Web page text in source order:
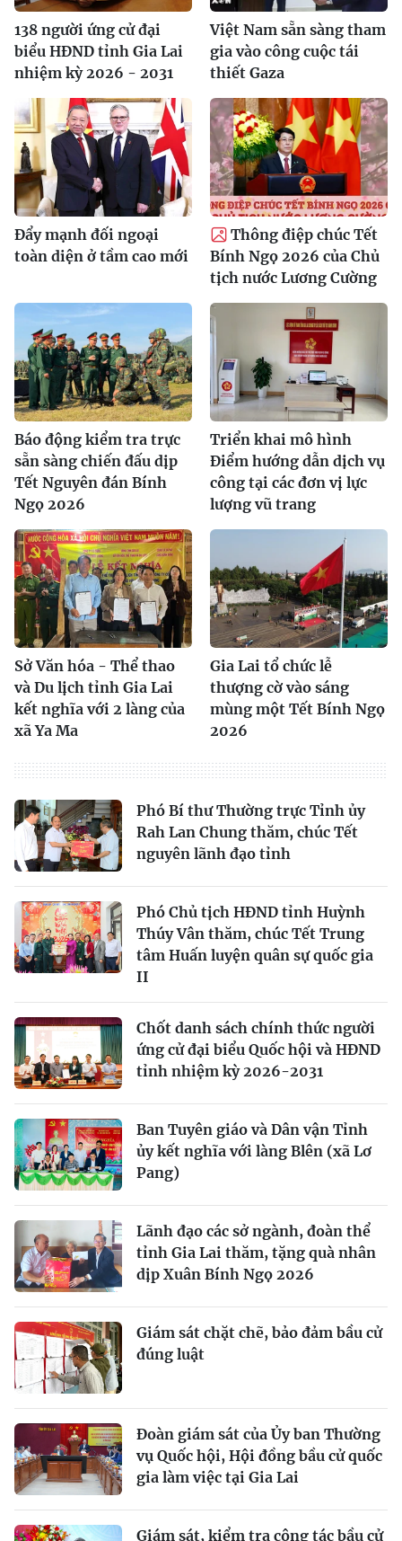
138 người ứng cử đại
biểu HĐND tỉnh Gia Lai
nhiệm kỳ 2026 - 2031
Việt Nam sẵn sàng tham
gia vào công cuộc tái
thiết Gaza
Đẩy mạnh đối ngoại
toàn diện ở tầm cao mới
Thông điệp chúc Tết
Bính Ngọ 2026 của Chủ
tịch nước Lương Cường
Báo động kiểm tra trực
sẵn sàng chiến đấu dịp
Tết Nguyên đán Bính
Ngọ 2026
Triển khai mô hình
Điểm hướng dẫn dịch vụ
công tại các đơn vị lực
lượng vũ trang
Sở Văn hóa - Thể thao
và Du lịch tỉnh Gia Lai
kết nghĩa với 2 làng của
xã Ya Ma
Gia Lai tổ chức lễ
thượng cờ vào sáng
mùng một Tết Bính Ngọ
2026
Phó Bí thư Thường trực Tỉnh ủy
Rah Lan Chung thăm, chúc Tết
nguyên lãnh đạo tỉnh
Phó Chủ tịch HĐND tỉnh Huỳnh
Thúy Vân thăm, chúc Tết Trung
tâm Huấn luyện quân sự quốc gia
II
Chốt danh sách chính thức người
ứng cử đại biểu Quốc hội và HĐND
tỉnh nhiệm kỳ 2026-2031
Ban Tuyên giáo và Dân vận Tỉnh
ủy kết nghĩa với làng Blên (xã Lơ
Pang)
Lãnh đạo các sở ngành, đoàn thể
tỉnh Gia Lai thăm, tặng quà nhân
dịp Xuân Bính Ngọ 2026
Giám sát chặt chẽ, bảo đảm bầu cử
đúng luật
Đoàn giám sát của Ủy ban Thường
vụ Quốc hội, Hội đồng bầu cử quốc
gia làm việc tại Gia Lai
Giám sát, kiểm tra công tác bầu cử